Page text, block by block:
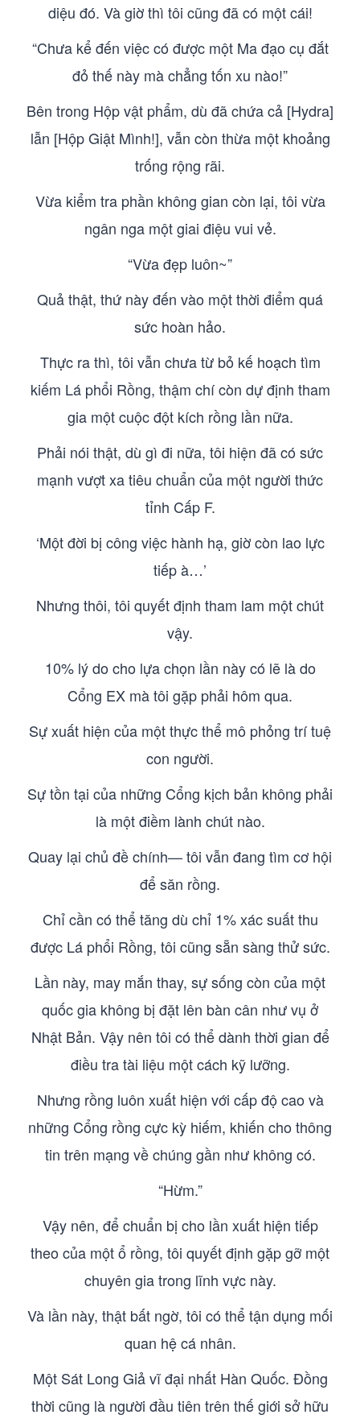
diệu đó. Và giờ thì tôi cũng đã có một cái!
“Chưa kể đến việc có được một Ma đạo cụ đắt
đỏ thế này mà chẳng tốn xu nào!”
Bên trong Hộp vật phẩm, dù đã chứa cả [Hydra]
lẫn [Hộp Giật Mình!], vẫn còn thừa một khoảng
trống rộng rãi.
Vừa kiểm tra phần không gian còn lại, tôi vừa
ngân nga một giai điệu vui vẻ.
“Vừa đẹp luôn~”
Quả thật, thứ này đến vào một thời điểm quá
sức hoàn hảo.
Thực ra thì, tôi vẫn chưa từ bỏ kế hoạch tìm
kiếm Lá phổi Rồng, thậm chí còn dự định tham
gia một cuộc đột kích rồng lần nữa.
Phải nói thật, dù gì đi nữa, tôi hiện đã có sức
mạnh vượt xa tiêu chuẩn của một người thức
tỉnh Cấp F.
‘Một đời bị công việc hành hạ, giờ còn lao lực
tiếp à…’
Nhưng thôi, tôi quyết định tham lam một chút
vậy.
10% lý do cho lựa chọn lần này có lẽ là do
Cổng EX mà tôi gặp phải hôm qua.
Sự xuất hiện của một thực thể mô phỏng trí tuệ
con người.
Sự tồn tại của những Cổng kịch bản không phải
là một điềm lành chút nào.
Quay lại chủ đề chính— tôi vẫn đang tìm cơ hội
để săn rồng.
Chỉ cần có thể tăng dù chỉ 1% xác suất thu
được Lá phổi Rồng, tôi cũng sẵn sàng thử sức.
Lần này, may mắn thay, sự sống còn của một
quốc gia không bị đặt lên bàn cân như vụ ở
Nhật Bản. Vậy nên tôi có thể dành thời gian để
điều tra tài liệu một cách kỹ lưỡng.
Nhưng rồng luôn xuất hiện với cấp độ cao và
những Cổng rồng cực kỳ hiếm, khiến cho thông
tin trên mạng về chúng gần như không có.
“Hừm.”
Vậy nên, để chuẩn bị cho lần xuất hiện tiếp
theo của một ổ rồng, tôi quyết định gặp gỡ một
chuyên gia trong lĩnh vực này.
Và lần này, thật bất ngờ, tôi có thể tận dụng mối
quan hệ cá nhân.
Một Sát Long Giả vĩ đại nhất Hàn Quốc. Đồng
thời cũng là người đầu tiên trên thế giới sở hữu